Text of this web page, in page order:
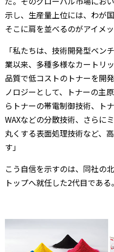
示し、生産量上位には、わが
そこに肩を並べるのがアイメッ
「私たちは、技術開発型ベン
業以来、多種多様なカートリ
品質で低コストのトナーを開
ノロジーとして、トナーの主
らトナーの帯電制御技術、ト
WAXなどの分散技術、さらに
丸くする表面処理技術など、
す」
こう自信を示すのは、同社の
トップへ就任した2代目である。